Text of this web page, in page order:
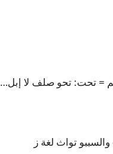
= تحت: تحو صلف لا إبل…
تواث لغة ز